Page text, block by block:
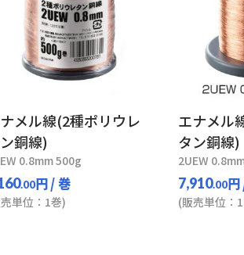
メル線(2種ポリウレ
銅線)
0.8mm 500g
.00円/ 巻
単位：1巻)
エナメル
タン銅線)
2UEW
7,910.00円
(販売単位：